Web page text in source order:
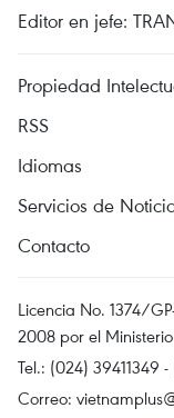
Editor en jefe:
Propiedad
RSS
Idiomas
Servicios de
Contacto
Licencia No. 1374/
2008 por el
Tel.: (024) 39411349
Correo: